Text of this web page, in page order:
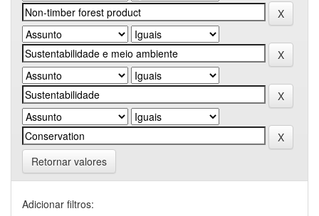
Retornar valores
Adicionar filtros: